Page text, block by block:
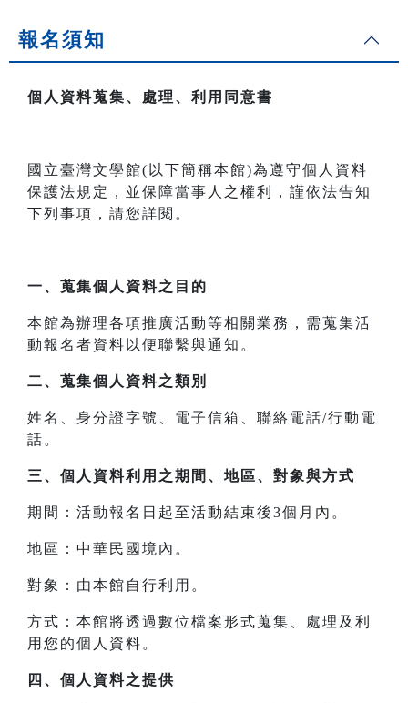
報名須知
個人資料蒐集、處理、利用同意書
國立臺灣文學館(以下簡稱本館)為遵守個人資料
保護法規定，並保障當事人之權利，謹依法告知
下列事項，請您詳閱。
一、 蒐集個人資料之目的
本館為辦理各項推廣活動等相關業務，需蒐集活
動報名者資料以便聯繫與通知。
二、 蒐集個人資料之類別
姓名、身分證字號、電子信箱、聯絡電話/行動電
話。
三、 個人資料利用之期間、地區、對象與方式
期間：活動報名日起至活動結束後3個月內。
地區：中華民國境內。
對象：由本館自行利用。
方式：本館將透過數位檔案形式蒐集、處理及利
用您的個人資料。
四、 個人資料之提供